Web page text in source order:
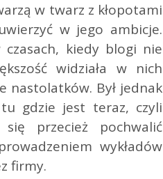
w twarz z kłopotami
w jego ambicje.
czasach, kiedy blogi nie
widziała w nich
nastolatków. Był jednak
gdzie jest teraz, czyli
przecież pochwalić
wykładów
firmy.